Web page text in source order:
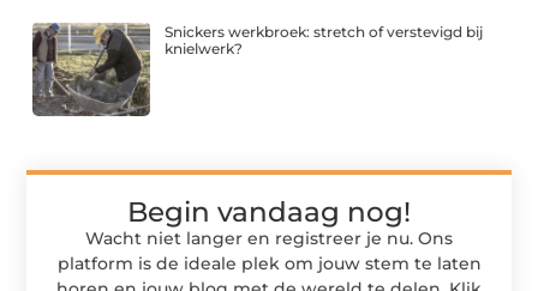
Snickers werkbroek: stretch of verstevigd bij
knielwerk?
Begin vandaag nog!
Wacht niet langer en registreer je nu. Ons
platform is de ideale plek om jouw stem te laten